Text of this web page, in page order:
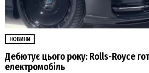
НОВИНИ
Дебютує цього року: Rolls-Royce
електромобіль